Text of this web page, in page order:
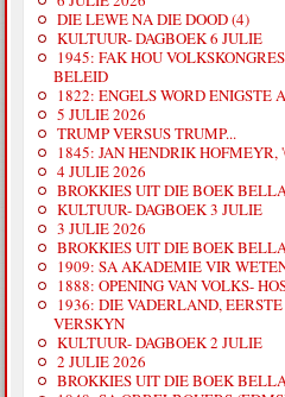
DIE LEWE NA DIE DOOD (4)
KULTUUR- DAGBOEK 6 JULIE
1945: FAK HOU
BELEID
1822: ENGELS WORD ENIGSTE
5 JULIE 2026
TRUMP VERSUS TRUMP...
1845: JAN HENDRIK HOFMEYR,
4 JULIE 2026
BROKKIES UIT DIE BOEK
KULTUUR- DAGBOEK 3 JULIE
3 JULIE 2026
BROKKIES UIT DIE BOEK
1909: SA AKADEMIE VIR
1888: OPENING VAN VOLKS-
1936: DIE VADERLAND,
VERSKYN
KULTUUR- DAGBOEK 2 JULIE
2 JULIE 2026
BROKKIES UIT DIE BOEK